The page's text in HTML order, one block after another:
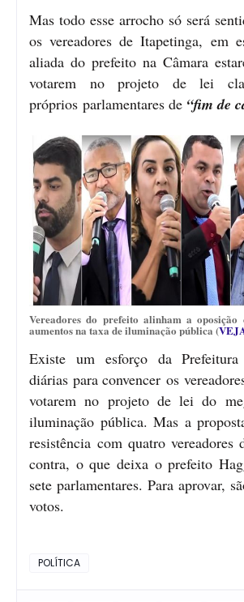
Mas todo esse arrocho só será
os vereadores de Itapetinga, em
aliada do prefeito na Câmara
votarem no projeto de lei
próprios parlamentares de “fim de
Vereadores do prefeito alinham a oposição
aumentos na taxa de iluminação pública (
Existe um esforço da
diárias para convencer os
votarem no projeto de lei do
iluminação pública. Mas a
resistência com quatro vereadores
contra, o que deixa o prefeito
sete parlamentares. Para aprovar,
votos.
POLÍTICA